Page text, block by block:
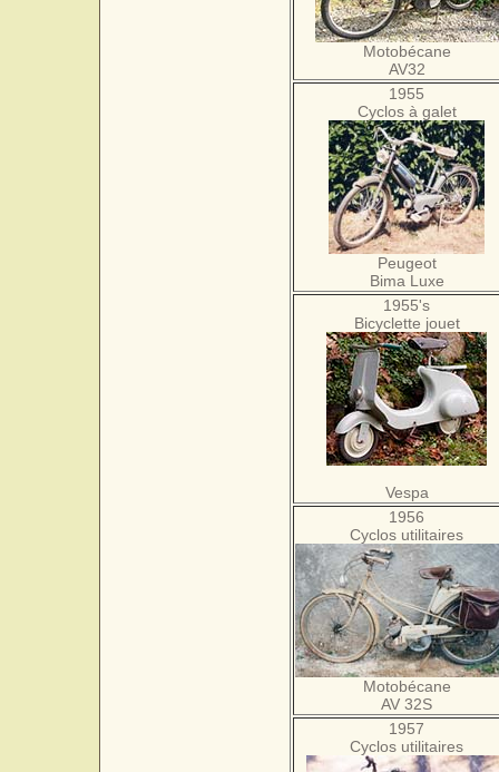
Motobécane
AV32
1955
Cyclos à galet
Peugeot
Bima Luxe
1955's
Bicyclette jouet
Vespa
1956
Cyclos utilitaires
Motobécane
AV 32S
1957
Cyclos utilitaires